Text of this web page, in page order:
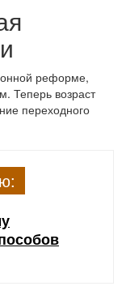
реформе,
Теперь возраст
переходного